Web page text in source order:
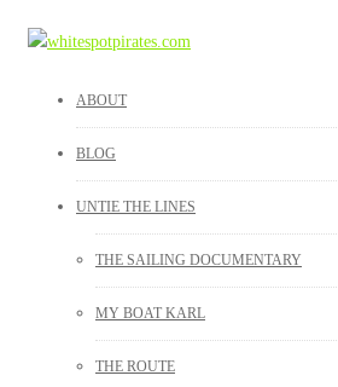
ABOUT
BLOG
UNTIE THE LINES
THE SAILING DOCUMENTARY
MY BOAT KARL
THE ROUTE